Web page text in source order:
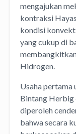
mengajukan
kontraksi
kondisi
yang cukup di
Hidrogen.
Usaha pertama
Bintang Herbig
diperoleh
bahwa secara